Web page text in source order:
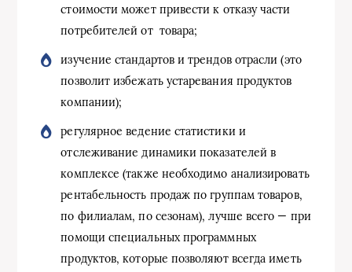
стоимости может привести к отказу части
потребителей от товара;
изучение стандартов и трендов отрасли (это
позволит избежать устаревания продуктов
компании);
регулярное ведение статистики и
отслеживание динамики показателей в
комплексе (также необходимо анализировать
рентабельность продаж по группам товаров,
по филиалам, по сезонам), лучше всего — при
помощи специальных программных
продуктов, которые позволяют всегда иметь